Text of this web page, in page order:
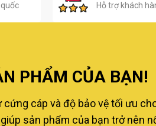
Hỗ trợ khách
PHẨM CỦA BẠN!
cáp và độ bảo vệ tối ưu
sản phẩm của bạn trở nên